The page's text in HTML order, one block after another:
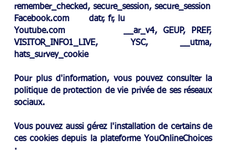
remember_checked, secure_session, secure_session
Facebook.com datr, fr, lu
Youtube.com __ar_v4, GEUP, PREF,
VISITOR_INFO1_LIVE, YSC, __utma,
hats_survey_cookie
Pour plus d'information, vous pouvez consulter la
politique de protection de vie privée de ses réseaux
sociaux.
Vous pouvez aussi gérez l'installation de certains de
ces cookies depuis la plateforme YouOnlineChoices